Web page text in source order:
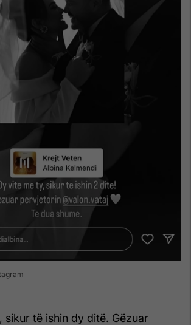
sikur të ishin dy ditë. Gëzuar